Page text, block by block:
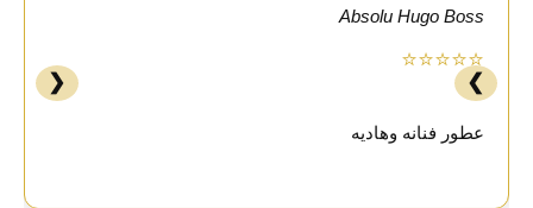
Absolu Hugo Boss
⭐⭐⭐⭐⭐
عطور فنانه وهاديه
❮ ❯